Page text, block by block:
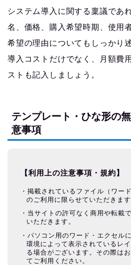
システム導入に関する稟議であ
名、価格、購入希望時期、使用
希望の理由についてもしっかり
導入コストだけでなく、月額費
ストも記入しましょう。
テンプレート・ひな形の
意事項
【利用上の注意事項・規約】
掲載されているファイル（ワー
のご利用に限らせていただきます
当サイトの許可なく商用や転載
いただきます。
パソコン用のワード・エクセル
環境によって表示されているレ
る場合がございます。その際は
てご利用ください。